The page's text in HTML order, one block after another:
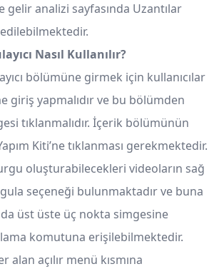
gelir analizi sayfasında Uzantılar
Nasıl Kullanılır?
bölümüne girmek için kullanıcılar
giriş yapmalıdır ve bu bölümden
tıklanmalıdır. İçerik bölümünün
Kiti’ne tıklanması gerekmektedir.
oluşturabilecekleri videoların sağ
seçeneği bulunmaktadır ve buna
üst üste üç nokta simgesine
komutuna erişilebilmektedir.
alan açılır menü kısmına